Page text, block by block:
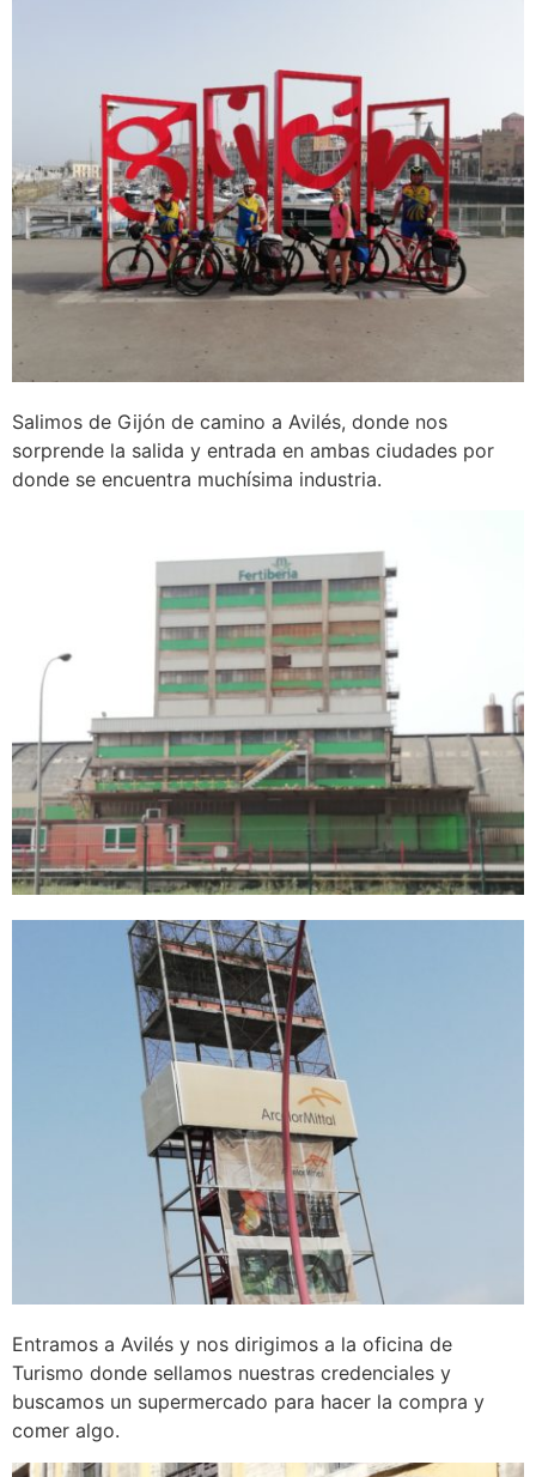
Salimos de Gijón de camino a Avilés, donde nos
sorprende la salida y entrada en ambas ciudades por
donde se encuentra muchísima industria.
Entramos a Avilés y nos dirigimos a la oficina de
Turismo donde sellamos nuestras credenciales y
buscamos un supermercado para hacer la compra y
comer algo.